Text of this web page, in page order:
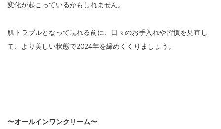
変化が起こっているかもしれません。
肌トラブルとなって現れる前に、日々のお手入れや習慣を見直し
て、より美しい状態で2024年を締めくくりましょう。
〜オールインワンクリーム〜